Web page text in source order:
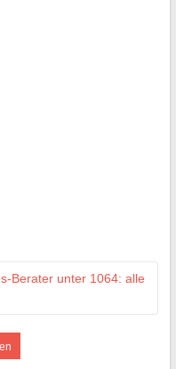
Berater unter 1064: alle